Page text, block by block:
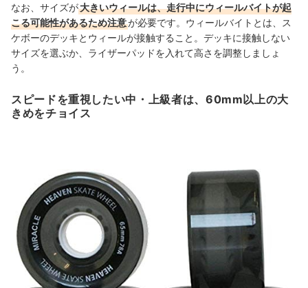
なお、サイズが大きいウィールは、走行中にウィールバイトが起
こる可能性があるため注意が必要です。ウィールバイトとは、ス
ケボーのデッキとウィールが接触すること。デッキに接触しない
サイズを選ぶか、ライザーパッドを入れて高さを調整しましょ
う。
スピードを重視したい中・上級者は、60mm以上の大
きめをチョイス